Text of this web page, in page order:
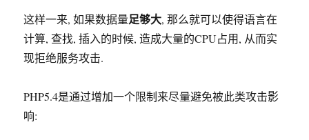
这样一来, 如果数据量足够大, 那么就可以使得语言在
计算, 查找, 插入的时候, 造成大量的CPU占用, 从而实
现拒绝服务攻击.
PHP5.4是通过增加一个限制来尽量避免被此类攻击影
响: